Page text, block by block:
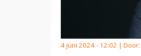
4 juni 2024 - 12:02 | Door: